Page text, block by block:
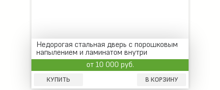
Недорогая стальная дверь с порошковым
напылением и ламинатом внутри
от 10 000 руб.
КУПИТЬ В КОРЗИНУ